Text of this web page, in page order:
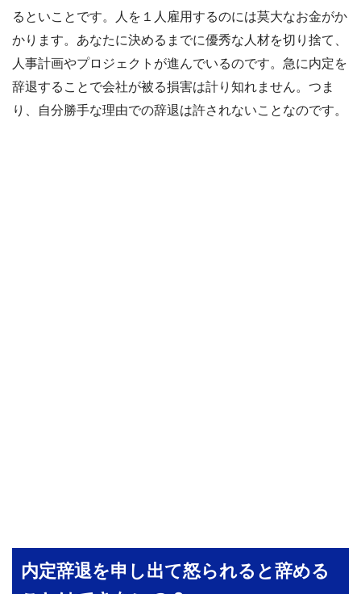
るといことです。人を１人雇用するのには莫大なお金がか
かります。あなたに決めるまでに優秀な人材を切り捨て、
人事計画やプロジェクトが進んでいるのです。急に内定を
辞退することで会社が被る損害は計り知れません。つま
り、自分勝手な理由での辞退は許されないことなのです。
内定辞退を申し出て怒られると辞める